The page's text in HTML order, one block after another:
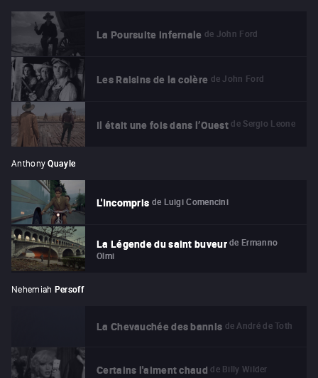
La Poursuite infernale de John Ford
Les Raisins de la colère de John Ford
Il était une fois dans l’Ouest de Sergio Leone
Anthony Quayle
L'Incompris de Luigi Comencini
La Légende du saint buveur de Ermanno
Olmi
Nehemiah Persoff
La Chevauchée des bannis de André de Toth
Certains l'aiment chaud de Billy Wilder